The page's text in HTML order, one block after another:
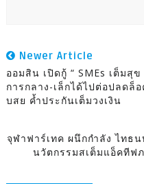
Newer Article
ออมสิน เปิดกู้ “ SMEs เต็มสุ
การกลาง-เล็กได้ไปต่อปลดล็
บสย ค้ำประกันเต็มวงเงิน
จุฬาฟาร์เทค ผนึกกำลัง ไทธ
นวัตกรรมสเต็มแอ็คทีฟ